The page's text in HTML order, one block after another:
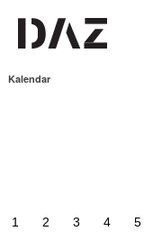
Kalendar
1 2 3 4 5